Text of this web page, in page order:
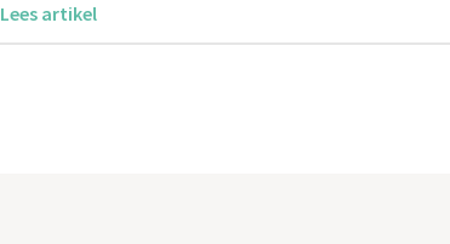
Lees artikel